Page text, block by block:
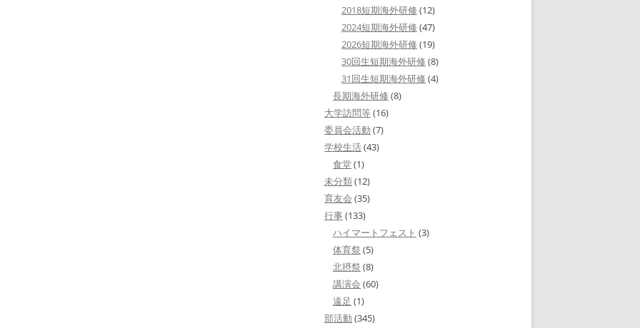
2018短期海外研修 (12)
2024短期海外研修 (47)
2026短期海外研修 (19)
30回生短期海外研修 (8)
31回生短期海外研修 (4)
長期海外研修 (8)
大学訪問等(16)
委員会活動 (7)
学校生活(43)
食堂(1)
未分類(12)
育友会 (35)
行事(133)
ハイマートフェスト (3)
体育祭 (5)
北摂祭 (8)
講演会 (60)
遠足 (1)
部活動 (345)